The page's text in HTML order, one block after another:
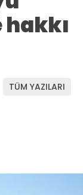
TÜM YAZILARI